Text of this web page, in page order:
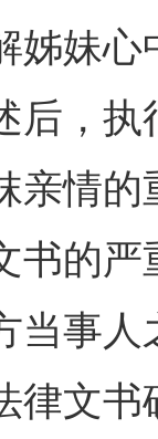
姊妹
后，
亲情
书的
当事
律文